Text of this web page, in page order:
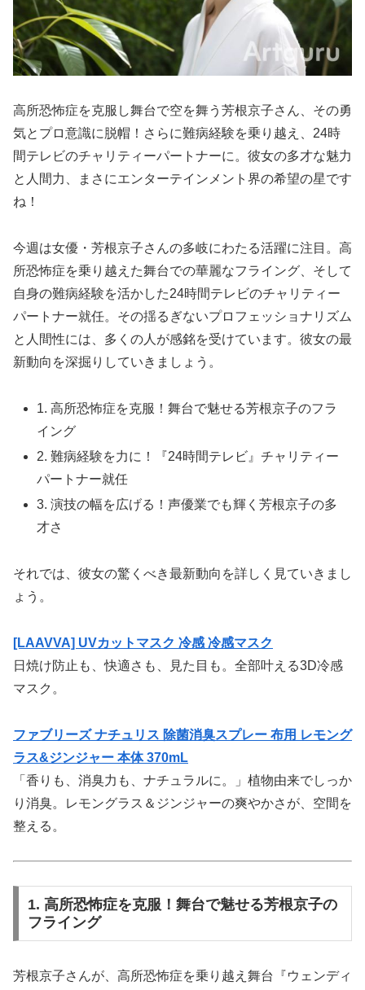
高所恐怖症を克服し舞台で空を舞う芳根京子さん、その勇
気とプロ意識に脱帽！さらに難病経験を乗り越え、24時
間テレビのチャリティーパートナーに。彼女の多才な魅力
と人間力、まさにエンターテインメント界の希望の星です
ね！
今週は女優・芳根京子さんの多岐にわたる活躍に注目。高
所恐怖症を乗り越えた舞台での華麗なフライング、そして
自身の難病経験を活かした24時間テレビのチャリティー
パートナー就任。その揺るぎないプロフェッショナリズム
と人間性には、多くの人が感銘を受けています。彼女の最
新動向を深掘りしていきましょう。
1. 高所恐怖症を克服！舞台で魅せる芳根京子のフラ
イング
2. 難病経験を力に！『24時間テレビ』チャリティー
パートナー就任
3. 演技の幅を広げる！声優業でも輝く芳根京子の多
才さ
それでは、彼女の驚くべき最新動向を詳しく見ていきまし
ょう。
[LAAVVA] UVカットマスク 冷感 冷感マスク
日焼け防止も、快適さも、見た目も。全部叶える3D冷感
マスク。
ファブリーズ ナチュリス 除菌消臭スプレー 布用 レモング
ラス&ジンジャー 本体 370mL
「香りも、消臭力も、ナチュラルに。」植物由来でしっか
り消臭。レモングラス＆ジンジャーの爽やかさが、空間を
整える。
1. 高所恐怖症を克服！舞台で魅せる芳根京子の
フライング
芳根京子さんが、高所恐怖症を乗り越え舞台『ウェンディ